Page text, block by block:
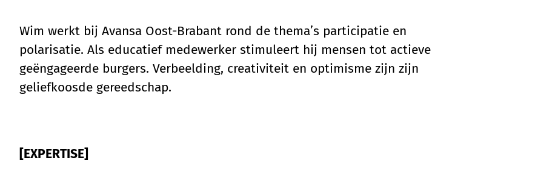
Wim werkt bij Avansa Oost-Brabant rond de thema’s participatie en
polarisatie. Als educatief medewerker stimuleert hij mensen tot actieve
geëngageerde burgers. Verbeelding, creativiteit en optimisme zijn zijn
geliefkoosde gereedschap.
[EXPERTISE]